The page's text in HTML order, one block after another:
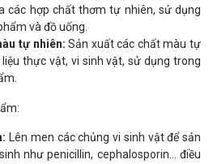
các hợp chất thơm tự nhiên, sử dụng
và đồ uống.
tự nhiên: Sản xuất các chất màu tự
thực vật, vi sinh vật, sử dụng trong
Lên men các chủng vi sinh vật để sản
như penicillin, cephalosporin... điều